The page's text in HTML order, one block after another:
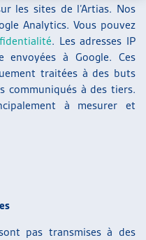
les sites de l’Artias. Nos
Analytics. Vous pouvez
. Les adresses IP
envoyées à Google. Ces
traitées à des buts
communiqués à des tiers.
à mesurer et
pas transmises à des